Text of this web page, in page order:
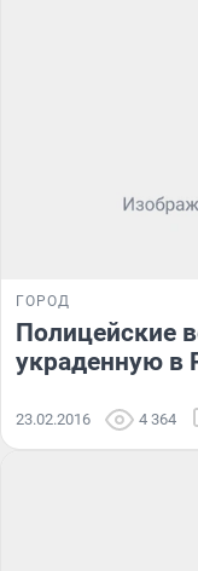
ГОРОД
Полицейские
украденную в
23.02.2016 4 364